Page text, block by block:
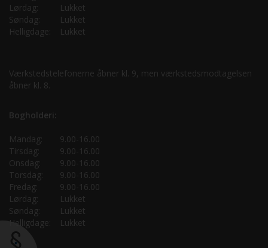
Lørdag:
Lukket
Søndag:
Lukket
Helligdage:
Lukket
Værkstedstelefonerne åbner kl. 9, men værkstedsmodtagelsen
åbner kl. 8.
Bogholderi:
Mandag:
9.00-16.00
Tirsdag:
9.00-16.00
Onsdag:
9.00-16.00
Torsdag:
9.00-16.00
Fredag:
9.00-16.00
Lørdag:
Lukket
Søndag:
Lukket
Helligdage:
Lukket